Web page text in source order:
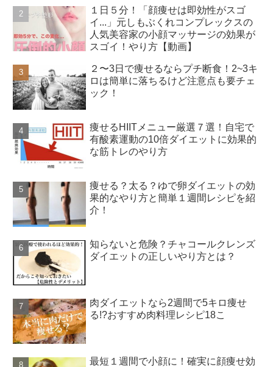
１日５分！「顔痩せは即効性がスゴ
イ...」元しもぶくれコンプレックスの
人気美容家の小顔マッサージの効果が
スゴイ！やり方【動画】
２〜3日で痩せるならプチ断食！2~3キ
ロは簡単に落ちるけど注意点も要チェ
ック！
痩せるHIITメニュー厳選７選！自宅で
有酸素運動の10倍ダイエットに効果的
な筋トレのやり方
痩せる？太る？ゆで卵ダイエットの効
果的なやり方と簡単１週間レシピを紹
介！
知らないと危険？チャコールクレンズ
ダイエットの正しいやり方とは？
肉ダイエットなら2週間で5キロ痩せ
る!?おすすめ肉料理レシピ18こ
最短１週間で小顔に！確実に顔痩せ効